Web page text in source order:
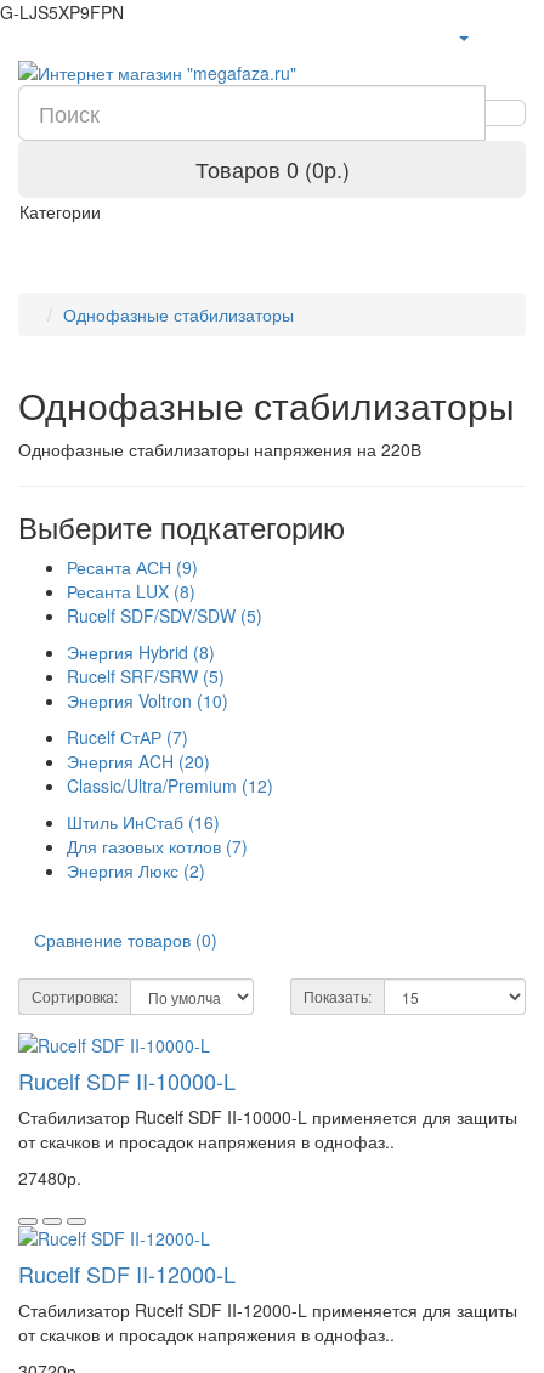
G-LJS5XP9FPN
Товаров 0 (0р.)
Категории
Однофазные стабилизаторы
Однофазные стабилизаторы
Однофазные стабилизаторы напряжения на 220В
Выберите подкатегорию
Ресанта АСН (9)
Ресанта LUX (8)
Rucelf SDF/SDV/SDW (5)
Энергия Hybrid (8)
Rucelf SRF/SRW (5)
Энергия Voltron (10)
Rucelf СтАР (7)
Энергия ACH (20)
Classic/Ultra/Premium (12)
Штиль ИнСтаб (16)
Для газовых котлов (7)
Энергия Люкс (2)
Сравнение товаров (0)
Сортировка: Показать:
Rucelf SDF II-10000-L
Стабилизатор Rucelf SDF II-10000-L применяется для защиты
от скачков и просадок напряжения в однофаз..
27480р.
Rucelf SDF II-12000-L
Стабилизатор Rucelf SDF II-12000-L применяется для защиты
от скачков и просадок напряжения в однофаз..